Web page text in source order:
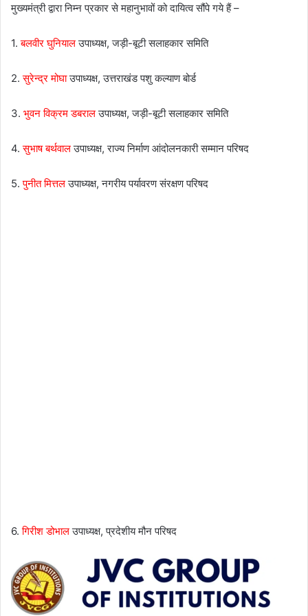
मुख्यमंत्री द्वारा निम्न प्रकार से महानुभावों को दायित्व सौंपे गये हैं –
1. बलवीर घुनियालउपाध्यक्ष, जड़ी-बूटी सलाहकार समिति
2.सुरेन्द्र मोघाउपाध्यक्ष, उत्तराखंड पशु कल्याण बोर्ड
3. भुवन विक्रम डबरालउपाध्यक्ष, जड़ी-बूटी सलाहकार समिति
4. सुभाष बर्थवालउपाध्यक्ष, राज्य निर्माण आंदोलनकारी सम्मान परिषद
5.पुनीत मित्तलउपाध्यक्ष, नगरीय पर्यावरण संरक्षण परिषद
6.गिरीश डोभालउपाध्यक्ष, प्रदेशीय मौन परिषद